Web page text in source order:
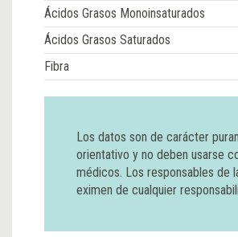
Ácidos Grasos Monoinsaturados
Ácidos Grasos Saturados
Fibra
Los datos son de carácter
orientativo y no deben usarse
médicos. Los responsables de
eximen de cualquier